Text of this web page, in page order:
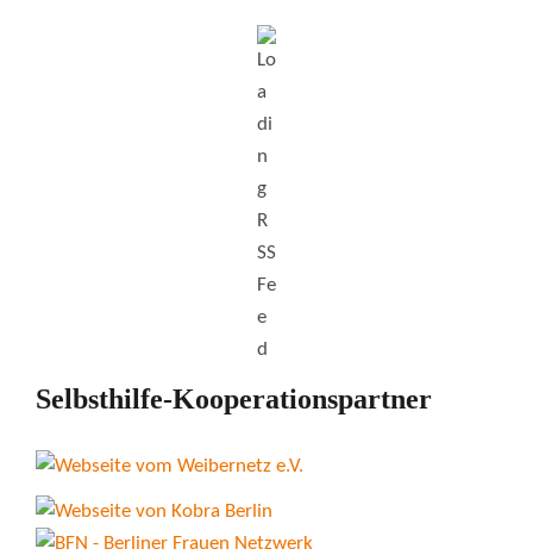
Selbsthilfe-Kooperationspartner